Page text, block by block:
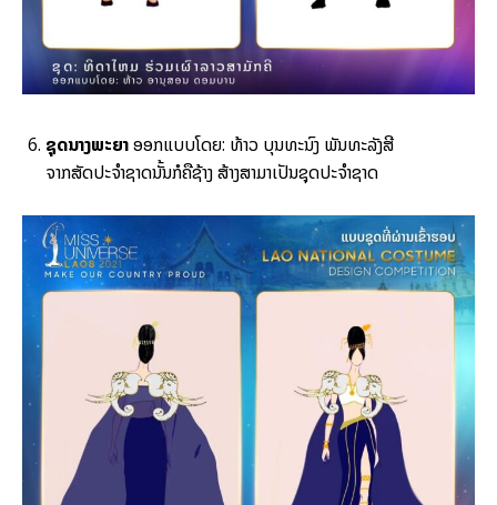
ຊຸດນາງພະຍາອອກແບບໂດຍ: ທ້າວ ບຸນທະນົງ ພັນທະລັງສີ
ຈາກສັດປະຈຳຊາດນັ້ນກໍຄືຊ້າງ ສ້າງສາມາເປັນຊຸດປະຈຳຊາດ